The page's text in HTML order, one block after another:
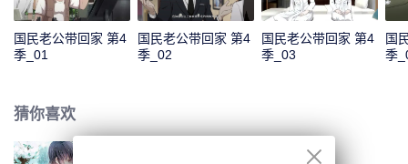
国民老公带回家 第4
季_01
国民老公带回家 第4
季_02
国民老公带回家 第4
季_03
国
季
猜你喜欢